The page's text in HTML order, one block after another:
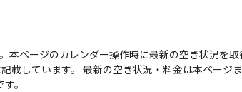
ページのカレンダー操作時に最新の空き状況を
載しています。 最新の空き状況・料金は本ページ
。